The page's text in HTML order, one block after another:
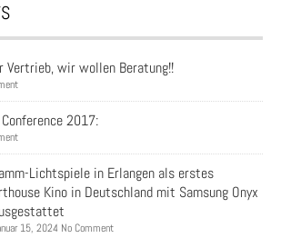
wir wollen Beratung!!
2017:
Lichtspiele in Erlangen als erstes
Kino in Deutschland mit Samsung Onyx
15, 2024 No Comment